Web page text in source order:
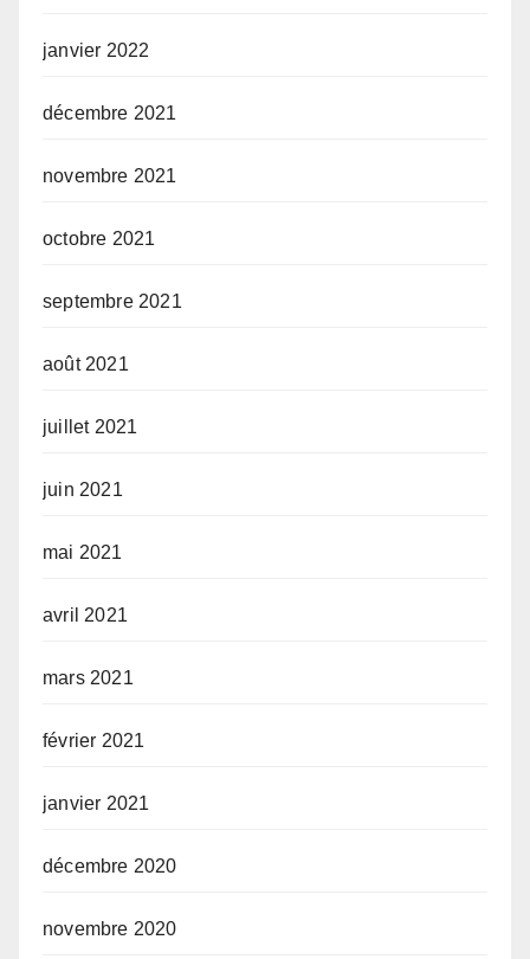
janvier 2022
décembre 2021
novembre 2021
octobre 2021
septembre 2021
août 2021
juillet 2021
juin 2021
mai 2021
avril 2021
mars 2021
février 2021
janvier 2021
décembre 2020
novembre 2020